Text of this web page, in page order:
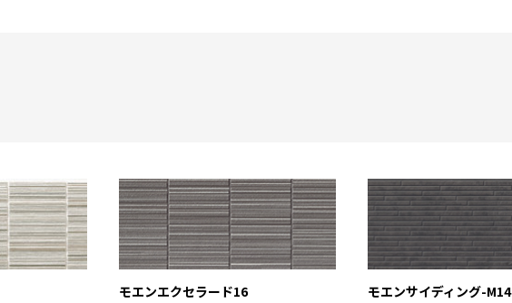
モエンエクセラード16
モエンサイディング-M14